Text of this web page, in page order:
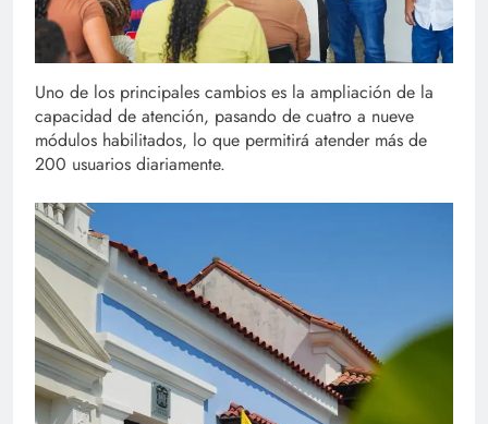
Uno de los principales cambios es la ampliación de la
capacidad de atención, pasando de cuatro a nueve
módulos habilitados, lo que permitirá atender más de
200 usuarios diariamente.